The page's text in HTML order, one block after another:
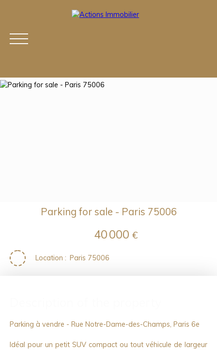
Parking for sale - Paris 75006
40 000 €
Location : Paris 75006
Parking à vendre - Rue Notre-Dame-des-Champs, Paris 6e
Idéal pour un petit SUV compact ou tout véhicule de largeur